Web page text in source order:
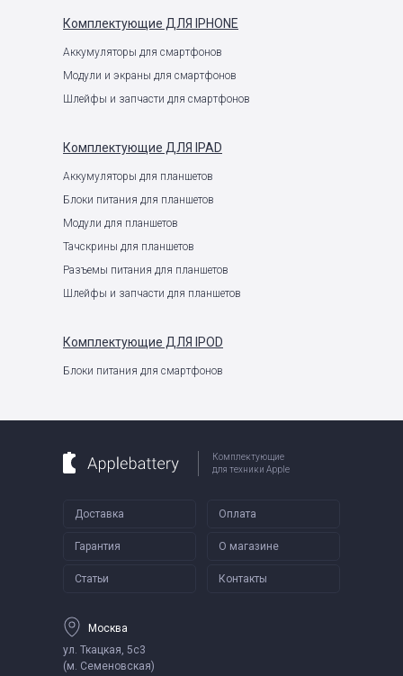
Комплектующие ДЛЯ IPHONE
Аккумуляторы для смартфонов
Модули и экраны для смартфонов
Шлейфы и запчасти для смартфонов
Комплектующие ДЛЯ IPAD
Аккумуляторы для планшетов
Блоки питания для планшетов
Модули для планшетов
Тачскрины для планшетов
Разъемы питания для планшетов
Шлейфы и запчасти для планшетов
Комплектующие ДЛЯ IPOD
Блоки питания для смартфонов
Комплектующие
для техники Apple
Доставка Оплата
Гарантия О магазине
Статьи Контакты
Москва
ул. Ткацкая, 5с3
(м. Семеновская)